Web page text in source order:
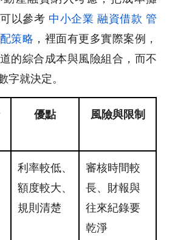
以參考 中小企業 融資借款 管
策略 ，裡面有更多實際案例，
的綜合成本與風險組合，而不
字就決定。
優點 風險與限制
利率較低、
額度較大、
規則清楚
審核時間較
長、財報與
往來紀錄要
乾淨